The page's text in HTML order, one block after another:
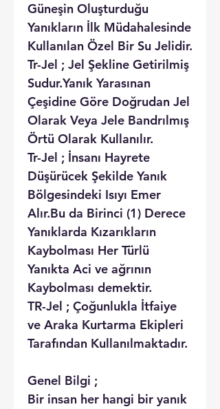
Güneşin Oluşturduğu
Yanıkların İlk Müdahalesinde
Kullanılan Özel Bir Su Jelidir.
Tr-Jel ; Jel Şekline Getirilmiş
Sudur.Yanık Yarasınan
Çeşidine Göre Doğrudan Jel
Olarak Veya Jele Bandrılmış
Örtü Olarak Kullanılır.
Tr-Jel ; İnsanı Hayrete
Düşürücek Şekilde Yanık
Bölgesindeki Isıyı Emer
Alır.Bu da Birinci (1) Derece
Yanıklarda Kızarıkların
Kaybolması Her Türlü
Yanıkta Aci ve ağrının
Kaybolması demektir.
TR-Jel ; Çoğunlukla İtfaiye
ve Araka Kurtarma Ekipleri
Tarafından Kullanılmaktadır.
Genel Bilgi ;
Bir insan her hangi bir yanık